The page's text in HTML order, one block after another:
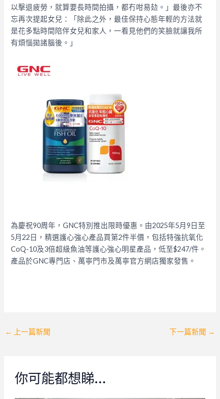
以擊退疲勞，就算要長時間拍攝，都冇咁易攰。」最後亦不
忘再次提起女兒：「除此之外，最佳保持心態年輕的方法就
是花多點時間陪伴女兒和家人，一看見他們的笑臉就讓我所
有煩惱拋諸腦後。」
為慶祝90周年，GNC特別推出限時優惠。由2025年5月9日至
5月22日，精選護心強心產品買第2件半價，包括特強抗氧化
CoQ-10及3倍超級魚油等護心強心明星產品，低至$247/件。
產品於GNC專門店、萬寧門市及萬寧官方網店獨家發售。
Post
← 上一篇新聞 下一篇新聞 →
你可能都想睇…